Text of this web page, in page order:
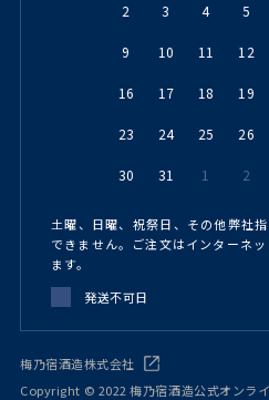
2 3 4 5
9 10 11 12
16 17 18 19
23 24 25 26
30 31 1 2
土曜、日曜、祝祭日、その他弊社
できません。ご注文はインターネ
ます。
発送不可日
梅乃宿酒造株式会社
Copyright © 2022 梅乃宿酒造公式オンラ